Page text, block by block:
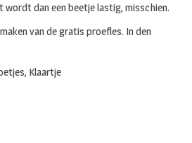
dan een beetje lastig, misschien.
van de gratis proefles. In den
Klaartje